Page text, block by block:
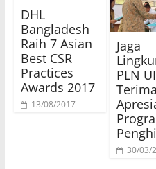
DHL
Bangladesh
Raih 7 Asian
Best CSR
Practices
Awards 2017
13/08/2017
Jaga
PLN
Terima
30/03/